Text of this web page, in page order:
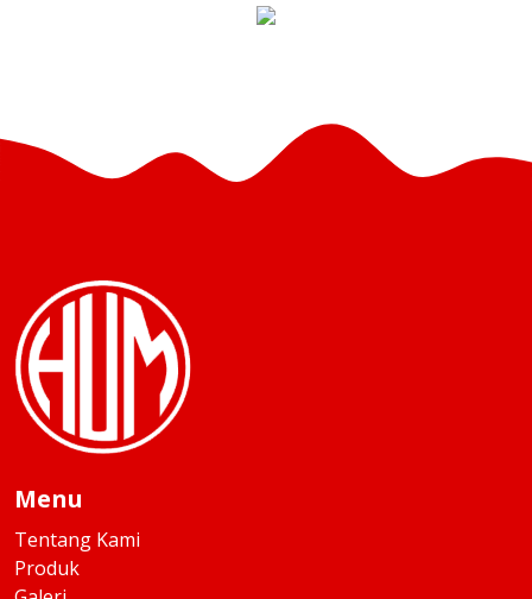
Menu
Tentang Kami
Produk